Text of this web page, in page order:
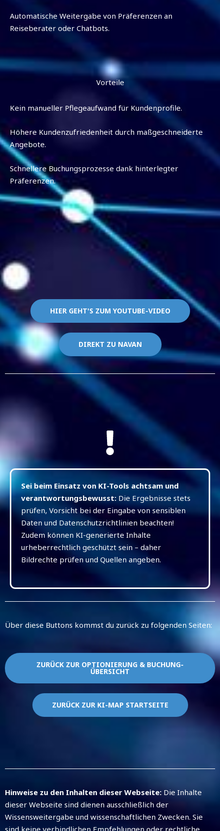
Automatische Weitergabe von Präferenzen an
Reiseberater oder Chatbots.
Vorteile
Kein manueller Pflegeaufwand für Kundenprofile.
Höhere Kundenzufriedenheit durch maßgeschneiderte
Angebote.
Schnellere Buchungsprozesse dank hinterlegter
Präferenzen.
HIER GEHT'S ZUM YOUTUBE-VIDEO
DIREKT ZU NAVAN
Sei beim Einsatz von KI-Tools achtsam und
verantwortungsbewusst: Die Ergebnisse stets
prüfen, Vorsicht bei der Eingabe von sensiblen
Daten und Datenschutzrichtlinien beachten!
Zudem können KI-generierte Inhalte
urheberrechtlich geschützt sein – daher
Bildrechte prüfen und Quellen angeben.
Über diese Buttons kommst du zurück zu folgenden Seiten:
ZURÜCK ZUR OPTIONIERUNG & BUCHUNG-
ÜBERSICHT
ZURÜCK ZUR KI-MAP STARTSEITE
Hinweise zu den Inhalten dieser Webseite: Die Inhalte
dieser Webseite sind dienen ausschließlich der
Wissensweitergabe und wissenschaftlichen Zwecken. Sie
sind keine verbindlichen Empfehlungen oder rechtliche